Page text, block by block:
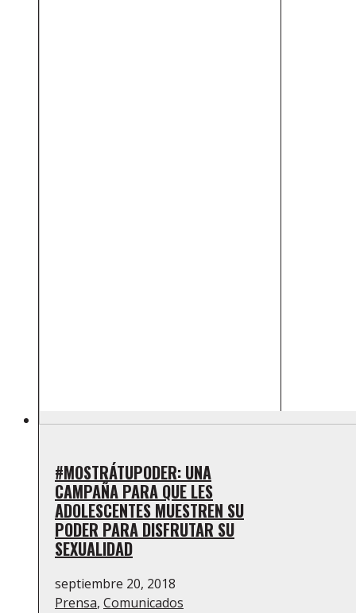
#MOSTRÁTUPODER: UNA
CAMPAÑA PARA QUE LES
ADOLESCENTES MUESTREN SU
PODER PARA DISFRUTAR SU
SEXUALIDAD
septiembre 20, 2018
Prensa, Comunicados